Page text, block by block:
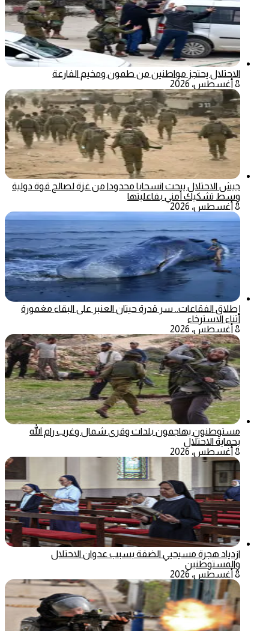
الاحتلال يحتجز مواطنين من طمون ومخيم الفارعة
8 أغسطس، 2026
جيش الاحتلال يبحث انسحابا محدودا من غزة لصالح قوة دولية
وسط تشكيك أمني بفاعليتها
8 أغسطس، 2026
إطلاق الفقاعات.. سر قدرة حيتان العنبر على البقاء مغمورة
أثناء الاسترخاء
8 أغسطس، 2026
مستوطنون يهاجمون بلدات وقرى شمال وغرب رام الله
بحماية الاحتلال
8 أغسطس، 2026
ازدياد هجرة مسيحيي الضفة بسبب عدوان الاحتلال
والمستوطنين
8 أغسطس، 2026